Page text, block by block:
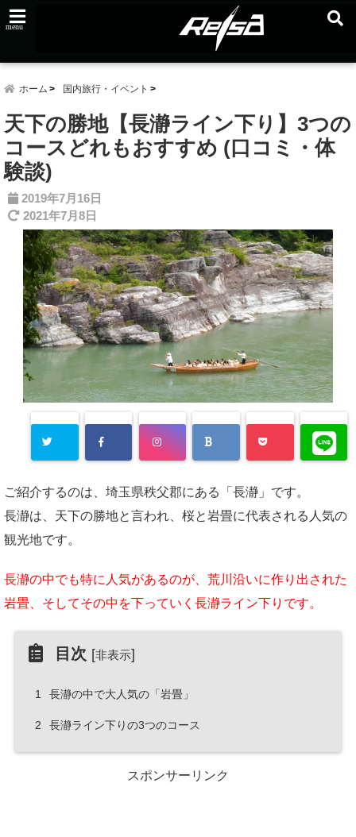
menu
ホーム 国内旅行・イベント
天下の勝地【長瀞ライン下り】3つの
コースどれもおすすめ (口コミ・体
験談)
2019年7月16日
2021年7月8日
ご紹介するのは、埼玉県秩父郡にある「長瀞」です。
長瀞は、天下の勝地と言われ、桜と岩畳に代表される人気の
観光地です。
長瀞の中でも特に人気があるのが、荒川沿いに作り出された
岩畳、そしてその中を下っていく長瀞ライン下りです。
目次 [非表示]
1 長瀞の中で大人気の「岩畳」
2 長瀞ライン下りの3つのコース
スポンサーリンク